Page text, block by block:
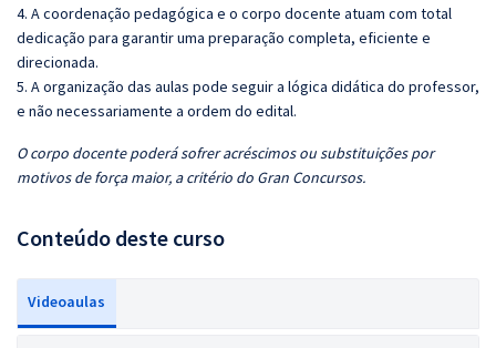
4. A coordenação pedagógica e o corpo docente atuam com total
dedicação para garantir uma preparação completa, eficiente e
direcionada.
5. A organização das aulas pode seguir a lógica didática do professor,
e não necessariamente a ordem do edital.
O corpo docente poderá sofrer acréscimos ou substituições por
motivos de força maior, a critério do Gran Concursos.
Conteúdo deste curso
Videoaulas